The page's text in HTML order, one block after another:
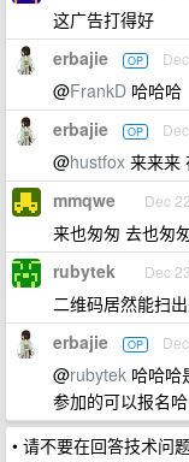
这广告打得好
erbajie OP
@FrankD 哈哈哈
erbajie OP
@hustfox 来来来
mmqwe Dec
来也匆匆 去也匆
rubytek Dec
二维码居然能扫
erbajie OP
@rubytek 哈哈哈
参加的可以报名
• 请不要在回答技术问